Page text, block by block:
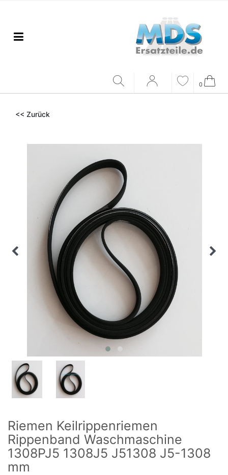
0
<< Zurück
Riemen Keilrippenriemen
Rippenband Waschmaschine
1308PJ5 1308J5 J51308 J5-1308
mm